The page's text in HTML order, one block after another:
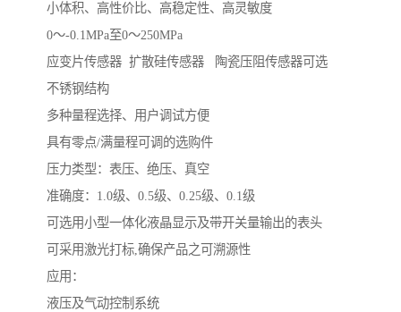
小体积、高性价比、高稳定性、高灵敏度
0～-0.1MPa至0～250MPa
应变片传感器 扩散硅传感器 陶瓷压阻传感器可选
不锈钢结构
多种量程选择、用户调试方便
具有零点/满量程可调的选购件
压力类型：表压、绝压、真空
准确度：1.0级、0.5级、0.25级、0.1级
可选用小型一体化液晶显示及带开关量输出的表头
可采用激光打标,确保产品之可溯源性
应用：
液压及气动控制系统